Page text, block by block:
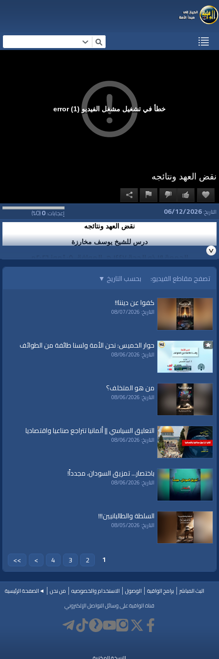
خطأ في تشغيل مشغل الفيديو (1) error
نقض العهد ونتائجه
إعجابات:0
(
0
%) التاريخ:06/12/2026
نقض العهد ونتائجه
درس للشيخ يوسف مخارزة
الجمعة ١٩ ذو الحجة ١٤٤٧ هـ الموافق ٠٥ تموز ٢٠٢٦م
خطب ودروس
خطب ودروس»دروس منوعة
قنوات:
برامج الواقية
تصفح مقاطع الفيديو: بحسب التاريخ ▼
كفوا عن ديننا!!
التاريخ: 08/07/2026
حوار الخميس: نحن الأمة ولسنا طائفة من الطوائف
التاريخ: 08/06/2026
من هو المتخلف؟
التاريخ: 08/06/2026
التعليق السياسي || ألمانيا تتراجع صناعيا واقتصاديا
التاريخ: 08/06/2026
باختصار... تمزيق السودان، مجدداً!
التاريخ: 08/06/2026
السلطة والطالبانيين!!!
التاريخ: 08/05/2026
1
2
3
4
>
>>
البث المباشر برامج الواقية الوصول الاستخدام والخصوصيه من نحن
◄الصفحة الرئيسية
قناة الواقية على وسائل التواصل الإلكتروني